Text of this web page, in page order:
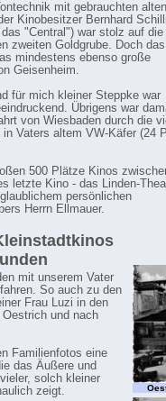
mit gebrauchten alten
Kinobesitzer Bernhard
"Central") war stolz auf die
zweiten Goldgrube. Doch
mindestens ebenso große
Geisenheim.
für mich kleiner Steppke war
Übrigens war
von Wiesbaden durch die
Vaters altem VW-Käfer (24
500 Plätze Kinos
letzte Kino - das Linden-
persönlichen
Herrn Ellmauer.
mit unserem Vater
So auch zu den
Frau Luzi in den
und nach
Familienfotos eine
das Äußere und
solch kleiner
zeigt.